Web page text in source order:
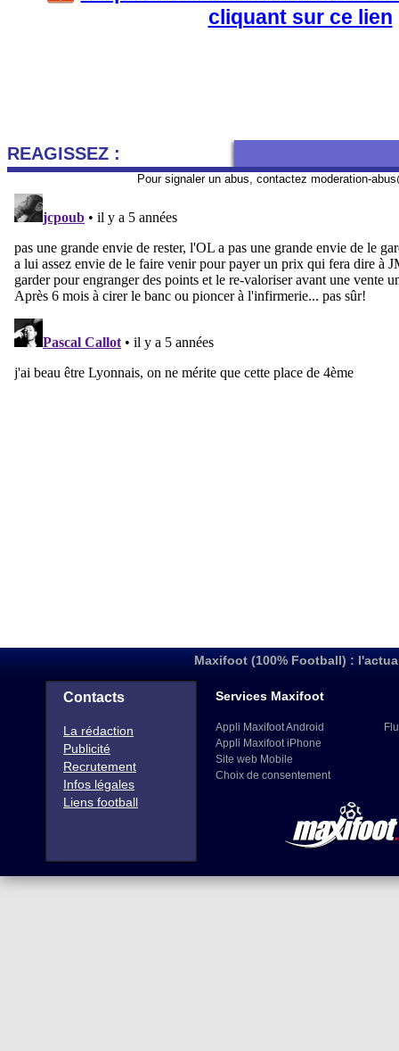
cliquant sur ce lien
REAGISSEZ :
Pour signaler un abus, contactez moderation-
Maxifoot (100% Football) :
Contacts
La rédaction
Publicité
Recrutement
Infos légales
Liens football
Services Maxifoot
Appli Maxifoot Android
Appli Maxifoot iPhone
Site web Mobile
Choix de consentement